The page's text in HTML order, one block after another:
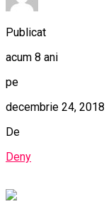
Publicat
acum 8 ani
pe
decembrie 24, 2018
De
Deny